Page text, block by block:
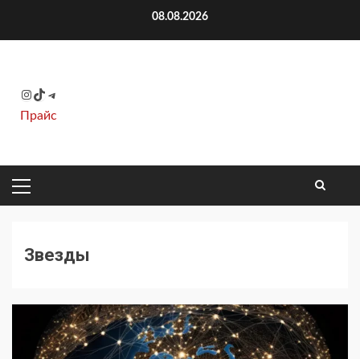
08.08.2026
Instagram
TikTok
Telegram
Прайс
ОСНОВНОЕ
МЕНЮ
Звезды